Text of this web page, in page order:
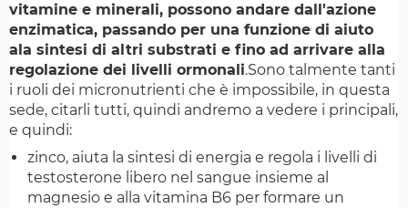
vitamine e minerali, possono andare dall'azione
enzimatica, passando per una funzione di aiuto
ala sintesi di altri substrati e fino ad arrivare alla
regolazione dei livelli ormonali.Sono talmente tanti
i ruoli dei micronutrienti che è impossibile, in questa
sede, citarli tutti, quindi andremo a vedere i principali,
e quindi:
zinco, aiuta la sintesi di energia e regola i livelli di
testosterone libero nel sangue insieme al
magnesio e alla vitamina B6 per formare un